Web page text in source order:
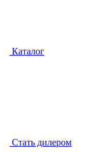
Каталог
Стать дилером